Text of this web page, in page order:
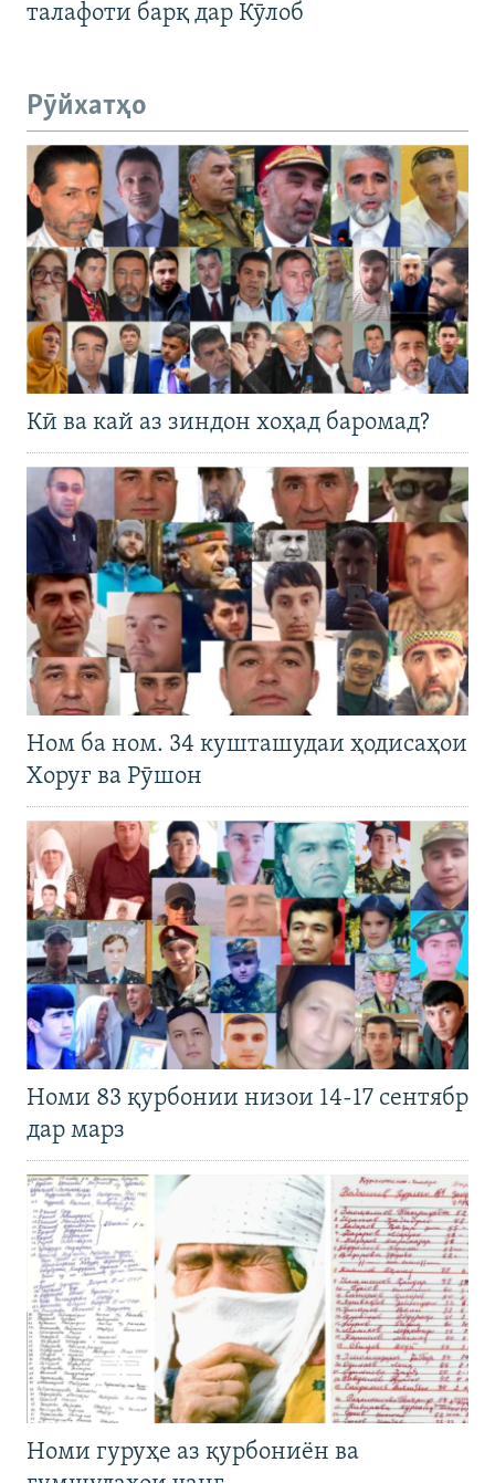
талафоти барқ дар Кӯлоб
Рӯйхатҳо
Кӣ ва кай аз зиндон хоҳад баромад?
Ном ба ном. 34 кушташудаи ҳодисаҳои
Хоруғ ва Рӯшон
Номи 83 қурбонии низои 14-17 сентябр
дар марз
Номи гуруҳе аз қурбониён ва